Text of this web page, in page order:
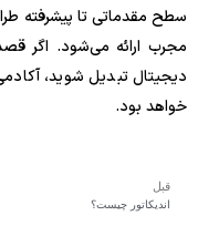
سطح مقدماتی تا پیشرفته
مجرب ارائه می‌شود. اگر
دیجیتال تبدیل شوید،
خواهد بود.
قبل
اندیکاتور چیست؟